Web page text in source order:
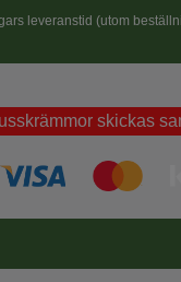
leveranstid (utom
skickas